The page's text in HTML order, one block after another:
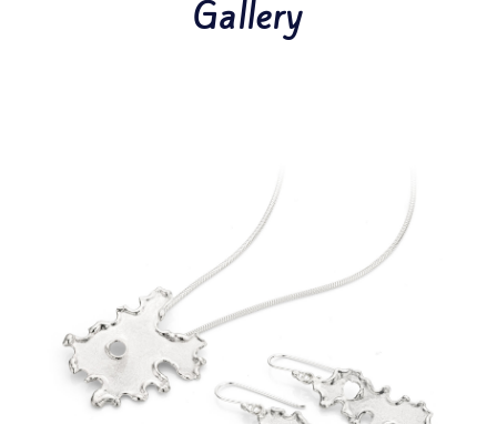
Gallery